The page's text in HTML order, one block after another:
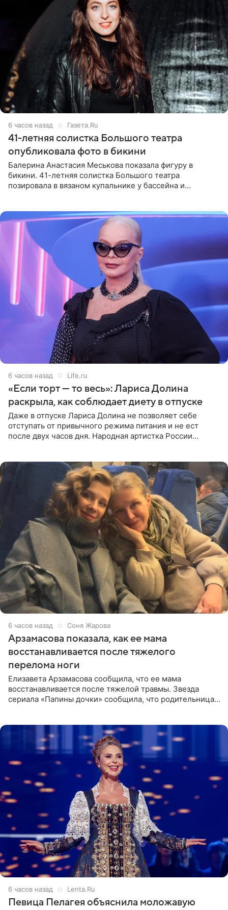
6 часов назад Газета.Ru
41-летняя солистка Большого театра
опубликовала фото в бикини
Балерина Анастасия Меськова показала фигуру в
бикини. 41-летняя солистка Большого театра
позировала в вязаном купальнике у бассейна и
6 часов назад Life.ru
«Если торт — то весь»: Лариса Долина
раскрыла, как соблюдает диету в отпуске
Даже в отпуске Лариса Долина не позволяет себе
отступать от привычного режима питания и не ест
после двух часов дня. Народная артистка России
6 часов назад Соня Жарова
Арзамасова показала, как ее мама
восстанавливается после тяжелого
перелома ноги
Елизавета Арзамасова сообщила, что ее мама
восстанавливается после тяжелой травмы. Звезда
сериала «Папины дочки» сообщила, что родительница
6 часов назад Lenta.Ru
Певица Пелагея объяснила моложавую